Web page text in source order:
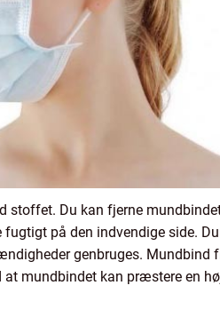
stoffet. Du kan fjerne
på den indvendige side.
genbruges. Mundbind
mundbindet kan præstere en